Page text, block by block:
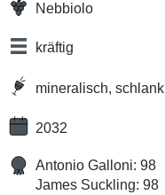
Nebbiolo
kräftig
mineralisch, schlank
2032
Antonio Galloni: 98
James Suckling: 98